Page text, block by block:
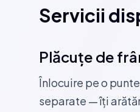
Servicii
Plăcuțe de
Înlocuire pe o
separate — îți